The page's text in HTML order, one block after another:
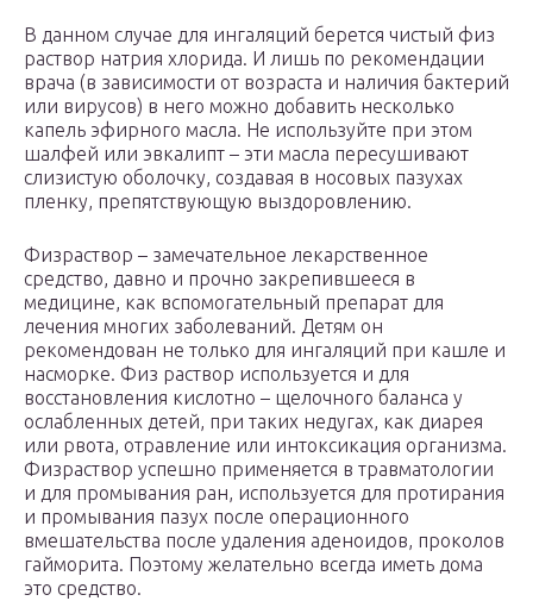
В данном случае для ингаляций берется чистый физ
раствор натрия хлорида. И лишь по рекомендации
врача (в зависимости от возраста и наличия бактерий
или вирусов) в него можно добавить несколько
капель эфирного масла. Не используйте при этом
шалфей или эвкалипт – эти масла пересушивают
слизистую оболочку, создавая в носовых пазухах
пленку, препятствующую выздоровлению.
Физраствор – замечательное лекарственное
средство, давно и прочно закрепившееся в
медицине, как вспомогательный препарат для
лечения многих заболеваний. Детям он
рекомендован не только для ингаляций при кашле и
насморке. Физ раствор используется и для
восстановления кислотно – щелочного баланса у
ослабленных детей, при таких недугах, как диарея
или рвота, отравление или интоксикация организма.
Физраствор успешно применяется в травматологии
и для промывания ран, используется для протирания
и промывания пазух после операционного
вмешательства после удаления аденоидов, проколов
гайморита. Поэтому желательно всегда иметь дома
это средство.